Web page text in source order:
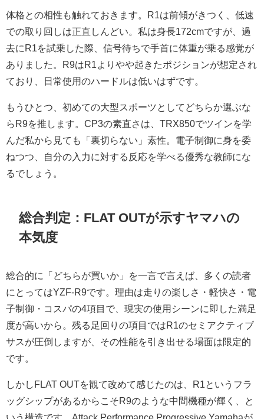
体格との相性も触れておきます。R1は前傾がきつく、低速
での取り回しは正直しんどい。私は身長172cmですが、過
去にR1を試乗した際、信号待ちで手首に体重が乗る感覚が
ありました。R9はR1よりやや起きたポジションが想定され
ており、日常使用のハードルは低いはずです。
もうひとつ、初めての大型スポーツとしてどちらか選ぶな
らR9を推します。CP3の素直さは、TRX850でツインを学
んだ私から見ても「裏切らない」素性。電子制御に身を委
ねつつ、自分の入力に対する反応を学べる優秀な教師にな
るでしょう。
総合判定：FLAT OUTが示すヤマハの
本気度
総合的に「どちらが買いか」を一言で言えば、多くの読者
にとってはYZF-R9です。理由は走りの楽しさ・軽快さ・電
子制御・コスパの4項目で、現実の使用シーンに即した満足
度が高いから。残る足回りの項目ではR1のセミアクティブ
サスが圧倒しますが、その性能を引き出せる場面は限定的
です。
しかしFLAT OUTを観て改めて感じたのは、R1というフラ
ッグシップがあるからこそR9のような中間機種が輝く、と